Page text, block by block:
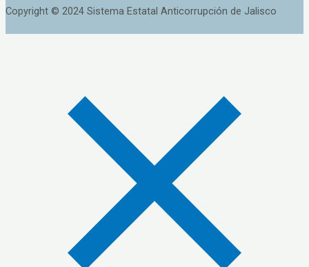
Copyright © 2024 Sistema Estatal Anticorrupción de Jalisco